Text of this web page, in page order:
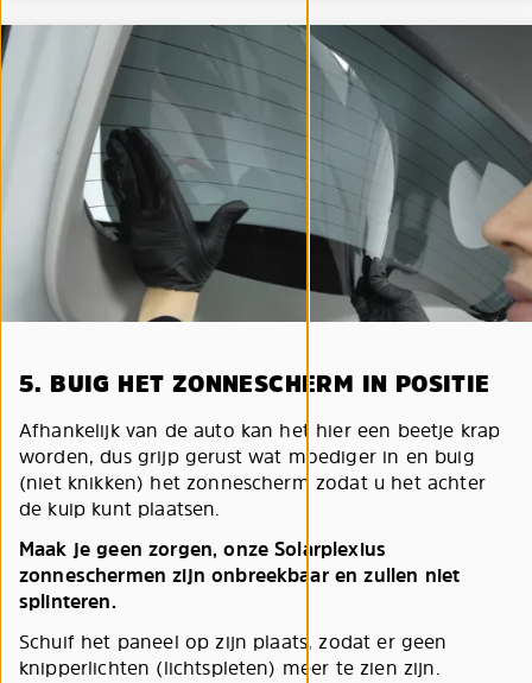
5. BUIG HET ZONNESCHERM IN POSITIE
Afhankelijk van de auto kan het hier een beetje krap
worden, dus grijp gerust wat moediger in en buig
(niet knikken) het zonnescherm zodat u het achter
de kuip kunt plaatsen.
Maak je geen zorgen, onze Solarplexius
zonneschermen zijn onbreekbaar en zullen niet
splinteren.
Schuif het paneel op zijn plaats, zodat er geen
knipperlichten (lichtspleten) meer te zien zijn.